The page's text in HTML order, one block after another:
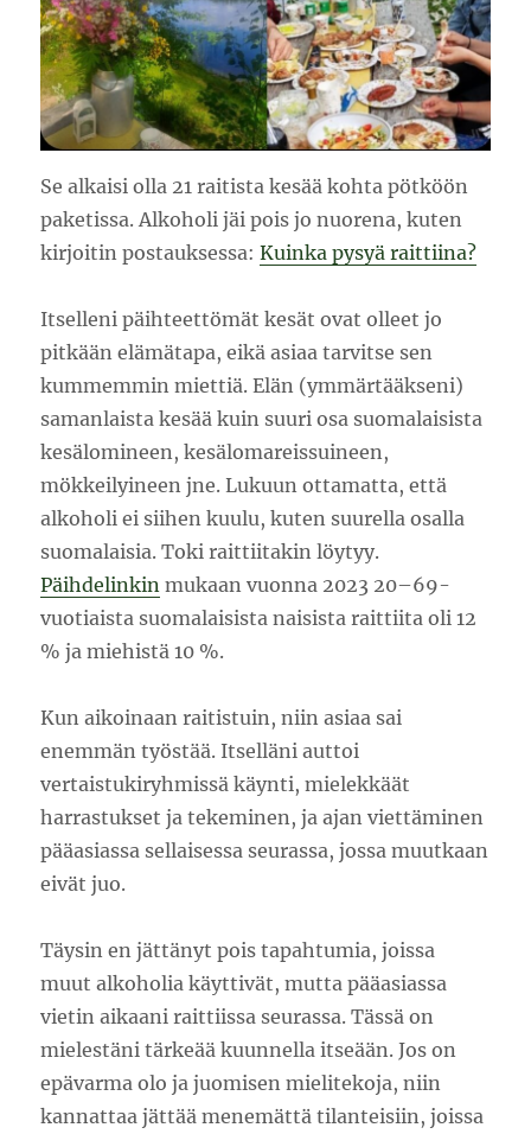
Se alkaisi olla 21 raitista kesää kohta pötköön
paketissa. Alkoholi jäi pois jo nuorena, kuten
kirjoitin postauksessa:Kuinka pysyä raittiina?
Itselleni päihteettömät kesät ovat olleet jo
pitkään elämätapa, eikä asiaa tarvitse sen
kummemmin miettiä. Elän (ymmärtääkseni)
samanlaista kesää kuin suuri osa suomalaisista
kesälomineen, kesälomareissuineen,
mökkeilyineen jne. Lukuun ottamatta, että
alkoholi ei siihen kuulu, kuten suurella osalla
suomalaisia. Toki raittiitakin löytyy.
Päihdelinkin mukaan vuonna 2023 20–69-
vuotiaista suomalaisista naisista raittiita oli 12
% ja miehistä 10 %.
Kun aikoinaan raitistuin, niin asiaa sai
enemmän työstää. Itselläni auttoi
vertaistukiryhmissä käynti, mielekkäät
harrastukset ja tekeminen, ja ajan viettäminen
pääasiassa sellaisessa seurassa, jossa muutkaan
eivät juo.
Täysin en jättänyt pois tapahtumia, joissa
muut alkoholia käyttivät, mutta pääasiassa
vietin aikaani raittiissa seurassa. Tässä on
mielestäni tärkeää kuunnella itseään. Jos on
epävarma olo ja juomisen mielitekoja, niin
kannattaa jättää menemättä tilanteisiin, joissa